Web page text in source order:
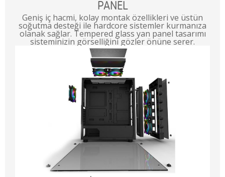
PANEL
Geniş iç hacmi, kolay montak özellikleri ve üstün
soğutma desteği ile hardcore sistemler kurmanıza
olanak sağlar. Tempered glass yan panel tasarımı
sisteminizin görselliğini gözler önüne serer.